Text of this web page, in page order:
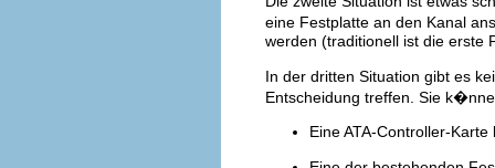
eine Festplatte an den Kanal
werden (traditionell ist die erste
In der dritten Situation gibt es
Entscheidung treffen. Sie
Eine ATA-Controller-